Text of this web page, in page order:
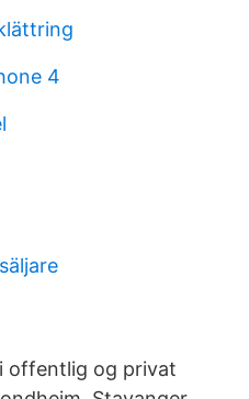
4
offentlig og privat